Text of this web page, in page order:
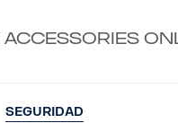
SEGURIDAD